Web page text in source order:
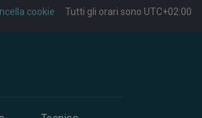
Tutti gli orari sono UTC+02:00
cookie